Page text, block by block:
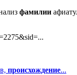
фамилии
происхождение...